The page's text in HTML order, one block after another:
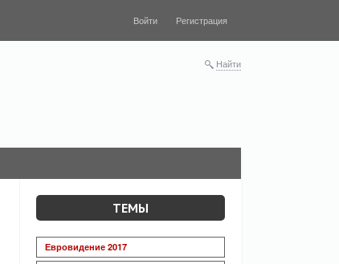
Войти Регистрация
Найти
ТЕМЫ
Евровидение 2017